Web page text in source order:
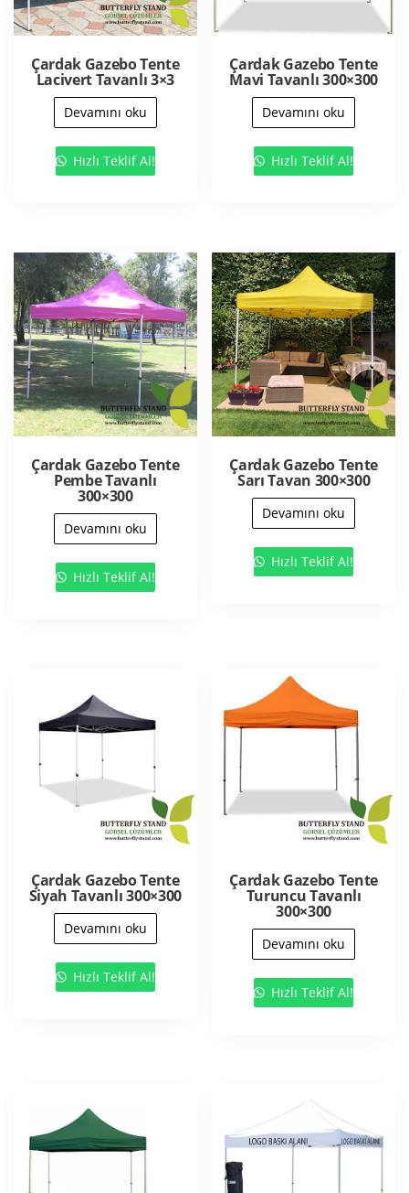
Çardak Gazebo Tente
Lacivert Tavanlı 3×3
Devamını oku
Hızlı Teklif Al!
Çardak Gazebo Tente
Mavi Tavanlı 300×300
Devamını oku
Hızlı Teklif Al!
Çardak Gazebo Tente
Pembe Tavanlı
300×300
Devamını oku
Hızlı Teklif Al!
Çardak Gazebo Tente
Sarı Tavan 300×300
Devamını oku
Hızlı Teklif Al!
Çardak Gazebo Tente
Siyah Tavanlı 300×300
Devamını oku
Hızlı Teklif Al!
Çardak Gazebo Tente
Turuncu Tavanlı
300×300
Devamını oku
Hızlı Teklif Al!